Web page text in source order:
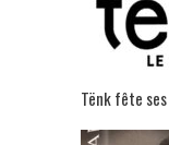
Tënk fête